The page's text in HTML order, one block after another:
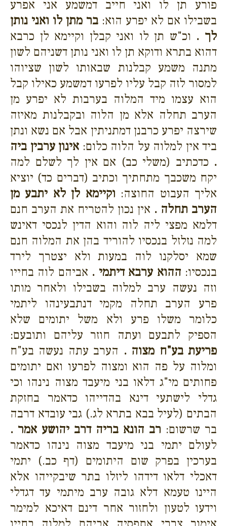
פורע תן לו ואני חייב דמשמע אני אפרע
בשבילו אם לא יפרע הוא: בר מתן לו ואני נותן
לך . וכ"ש תן לו ואני קבלן וקיימא לן כרבא
דהוא בתרא ודוקא תן לו ואני נותן דשניהם לשון
מתנה משמע קבלנות שבאותו לשון שציוהו
למסור לזה קבל עליו לפרעו דמשמע כאילו קבל
הוא עצמו מיד המלוה בערבות לא יפרע מן
הערב תחלה אלא מן הלוה ובקבלנות מאיזה
שירצה יפרע כרבנן דמתניתין אבל אם נשא ונתן
ביד אין למלוה על הלוה כלום: אינון ערבין ביה
. כדכתיב (משלי כב) אם אין לך לשלם למה
יקח משכבך מתחתיך וכתיב (דברים כד) יוציא
אליך העבוט החוצה: וקיימא לן לא יתבע מן
הערב תחלה . אין נכון להטריח את הערב חנם
דלמא מפצי ליה לוה והוא הדין לנכסי דאינש
למה נזלזל בנכסיו להוריד בהן את המלוה חנם
שמא יסלקנו לוה במעות ולא יצטרך לירד
בנכסיו: ההוא ערבא דיתמי . אביהם לוה בחייו
וזה נעשה ערב למלוה בשבילו ולאחר מותו
פרע הערב תחלה מקמי דנתבעינהו ליתמי
כלומר משלו פרע ולא משל יתומים שלא
הספיק לתבעם ועתה חוזר עליהם ותובעם:
פריעת בע"ח מצוה . הערב עתה נעשה בע"ח
ומלוה על פה הוא ומצוה לפרעו ואם יתומים
פחותים מי"ג דלאו בני מיעבד מצוה נינהו וכי
גדלי לישתעי דינא בהדייהו כדאמר בחזקת
הבתים (לעיל בבא בתרא לג.) גבי עובדא דרבה
בר שרשום: רב הונא בריה דרב יהושע אמר .
לעולם יתמי בני מיעבד מצוה נינהו כדאמר
בערכין בפרק שום היתומים (דף כב.) יתמי
דאכלי דלאו דידהו ליזלו בתר שיבקייהו אלא
היינו טעמא דלא גובה ערב מיתמי עד דגדלי
וידעו לטעון ולחזור אחר דינם דאיכא למימר